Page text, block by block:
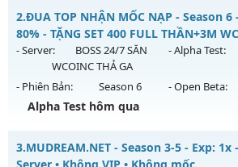
Mu Việt - Chuẩn cày cuốc - Lên đồ cực gắt
Mu mới ra tháng 08 2026 - Mở máy chủ
08h ngày 09/08/2626
Exp: 9999x - Drop: 90%
Kiểu reset: Reset In Game
Antihack: ICMPROTECT ✅ 🔴 ✨ ⚡️
2.ĐUA TOP NHẬN MỐC NẠP - Season 6
80% - TẶNG SET 400 FULL THẦN+3M WC
- Server:
BOSS 24/7 SĂN
WCOINC THẢ GA
- Alpha Test:
- Phiên Bản: Season 6 - Open Beta:
Alpha Test hôm qua
ĐUA TOP NHẬN MỐC NẠP - TẶNG SET
WC FREE
3.MUDREAM.NET - Season 3-5 - Exp: